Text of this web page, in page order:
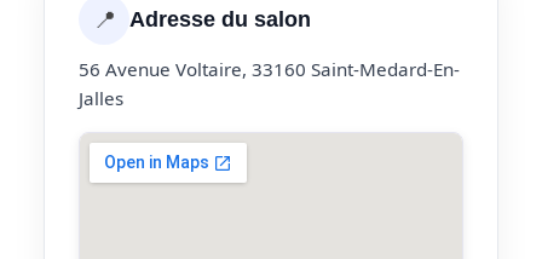
📍 Adresse du salon
56 Avenue Voltaire, 33160 Saint-Medard-En-
Jalles